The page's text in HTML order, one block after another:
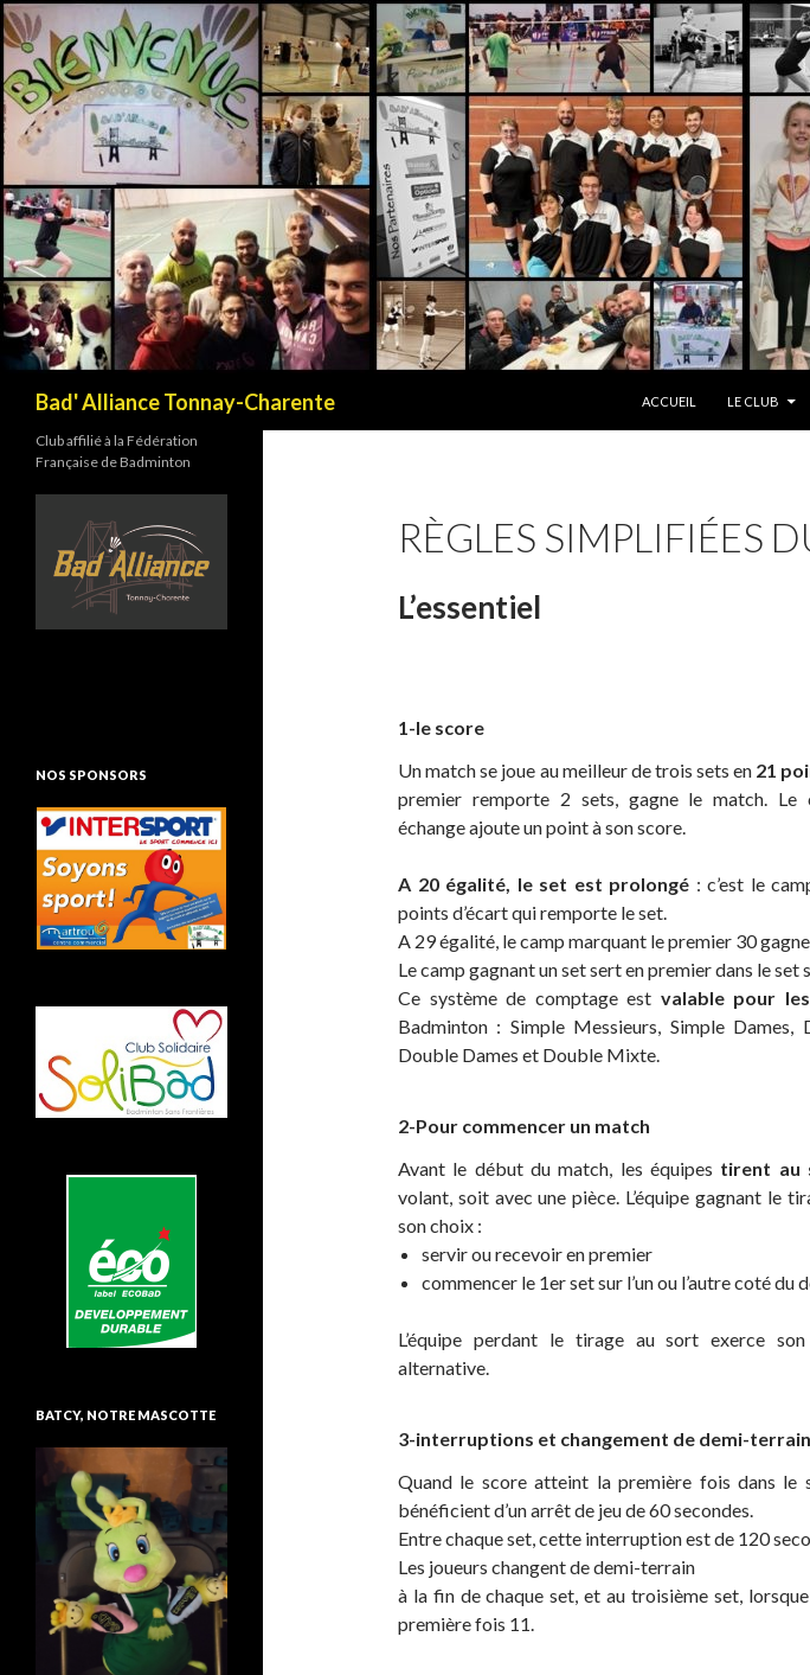
Bad' Alliance Tonnay-Charente
ACCUEIL
LE CLUB
RÈGLES SIMPLIFIÉES
L’essentiel
1-le score
Un match se joue au meilleur de trois sets en 21
premier remporte 2 sets, gagne le match. Le
échange ajoute un point à son score.
A 20 égalité, le set est prolongé : c’est le
points d’écart qui remporte le set.
A 29 égalité, le camp marquant le premier 30
Le camp gagnant un set sert en premier dans le set
Ce système de comptage est valable pour
Badminton : Simple Messieurs, Simple Dames,
Double Dames et Double Mixte.
2-Pour commencer un match
Avant le début du match, les équipes tirent au
volant, soit avec une pièce. L’équipe gagnant le
son choix :
servir ou recevoir en premier
commencer le 1er set sur l’un ou l’autre coté du
L’équipe perdant le tirage au sort exerce
alternative.
3-interruptions et changement de demi-terrain
Quand le score atteint la première fois dans le
bénéficient d’un arrêt de jeu de 60 secondes.
Entre chaque set, cette interruption est de 120
Les joueurs changent de demi-terrain
à la fin de chaque set, et au troisième set,
première fois 11.
Club affilié à la Fédération
Française de Badminton
NOS SPONSORS
BATCY, NOTRE MASCOTTE